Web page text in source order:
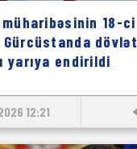
18-ci
dövlət
yarıya endirildi
12:21